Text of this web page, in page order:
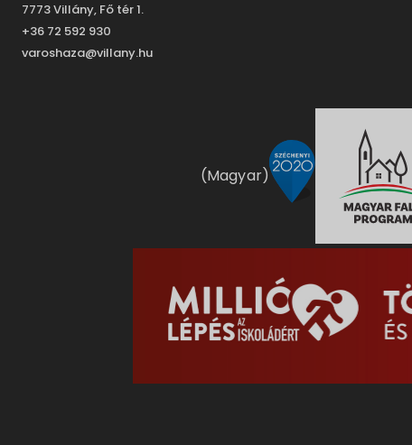
7773 Villány, Fő tér 1.
+36 72 592 930
varoshaza@villany.hu
(Magyar)